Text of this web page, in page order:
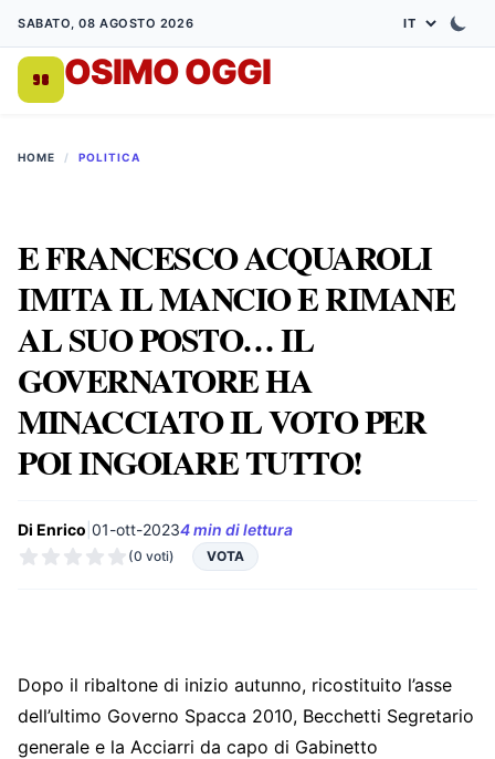
SABATO, 08 AGOSTO 2026
OSIMO OGGI
HOME / POLITICA
E FRANCESCO ACQUAROLI
IMITA IL MANCIO E RIMANE
AL SUO POSTO… IL
GOVERNATORE HA
MINACCIATO IL VOTO PER
POI INGOIARE TUTTO!
Di Enrico 01-ott-20234 min di lettura
(0 voti) VOTA
Dopo il ribaltone di inizio autunno, ricostituito l’asse
dell’ultimo Governo Spacca 2010, Becchetti Segretario
generale e la Acciarri da capo di Gabinetto